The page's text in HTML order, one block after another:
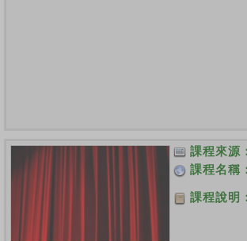
課程來源：
課程名稱：
課程說明：